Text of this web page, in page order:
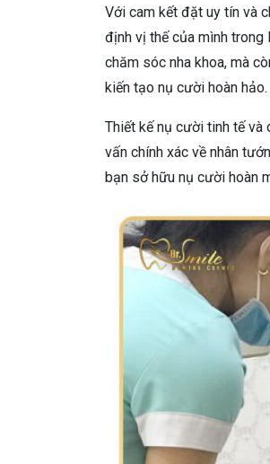
Với cam kết đặt uy tín và
định vị thế của mình trong
chăm sóc nha khoa, mà
kiến tạo nụ cười hoàn hảo.
Thiết kế nụ cười tinh tế và
vấn chính xác về nhân
bạn sở hữu nụ cười hoàn